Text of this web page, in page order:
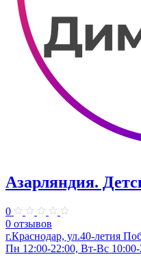
Азарляндия.
0
0 отзывов
г.Краснодар, ул.40-летия
Пн 12:00-22:00, Вт-Вс 10:00-